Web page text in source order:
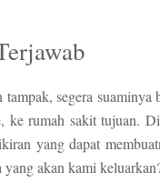
segera suaminya
ke rumah sakit tujuan.
yang dapat
yang akan kami